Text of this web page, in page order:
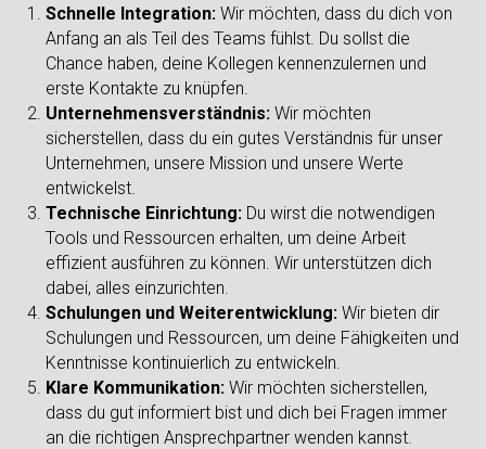
Schnelle Integration: Wir möchten, dass du dich von
Anfang an als Teil des Teams fühlst. Du sollst die
Chance haben, deine Kollegen kennenzulernen und
erste Kontakte zu knüpfen.
Unternehmensverständnis: Wir möchten
sicherstellen, dass du ein gutes Verständnis für unser
Unternehmen, unsere Mission und unsere Werte
entwickelst.
Technische Einrichtung: Du wirst die notwendigen
Tools und Ressourcen erhalten, um deine Arbeit
effizient ausführen zu können. Wir unterstützen dich
dabei, alles einzurichten.
Schulungen und Weiterentwicklung: Wir bieten dir
Schulungen und Ressourcen, um deine Fähigkeiten und
Kenntnisse kontinuierlich zu entwickeln.
Klare Kommunikation: Wir möchten sicherstellen,
dass du gut informiert bist und dich bei Fragen immer
an die richtigen Ansprechpartner wenden kannst.